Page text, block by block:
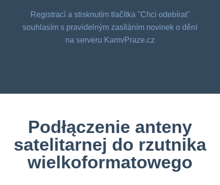
Registrací a stisknutím tlačítka "Chci odebírat"
souhlasím s pravidelným zasíláním novinek o dění
na serveru KamvPraze.cz
Podłączenie anteny
satelitarnej do rzutnika
wielkoformatowego